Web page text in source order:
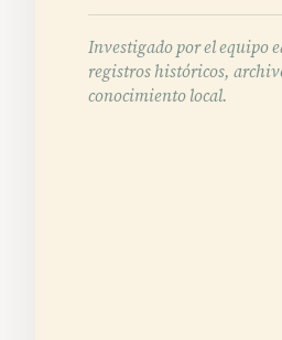
Investigado por el equipo
registros históricos,
conocimiento local.